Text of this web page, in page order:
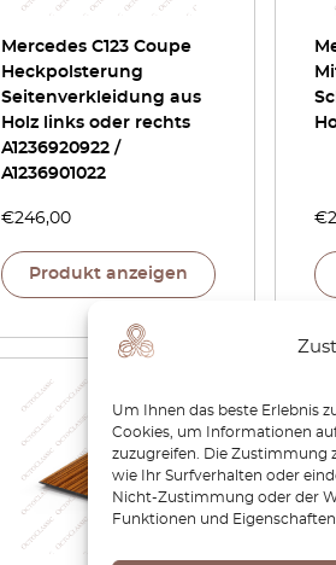
Um Ihnen das beste Erlebnis
Cookies, um Informationen
zuzugreifen. Die Zustimmung
wie Ihr Surfverhalten oder
Nicht-Zustimmung oder der
Funktionen und
Mercedes C123 Coupe
Heckpolsterung
Seitenverkleidung aus
Holz links oder rechts
A1236920922 /
A1236901022
€246,00
Produkt anzeigen
€